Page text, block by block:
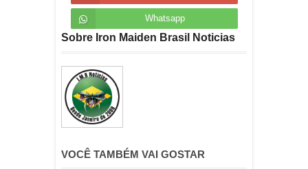
Whatsapp
Sobre Iron Maiden Brasil Noticias
VOCÊ TAMBÉM VAI GOSTAR